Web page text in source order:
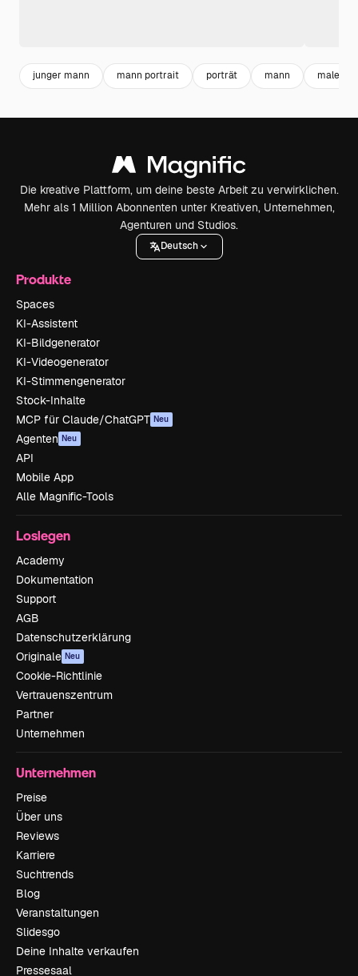
junger mann mann portrait porträt mann male
Die kreative Plattform, um deine beste Arbeit zu verwirklichen.
Mehr als 1 Million Abonnenten unter Kreativen, Unternehmen,
Agenturen und Studios.
Deutsch
Produkte
Spaces
KI-Assistent
KI-Bildgenerator
KI-Videogenerator
KI-Stimmengenerator
Stock-Inhalte
MCP für Claude/ChatGPT Neu
Agenten Neu
API
Mobile App
Alle Magnific-Tools
Loslegen
Academy
Dokumentation
Support
AGB
Datenschutzerklärung
Originale Neu
Cookie-Richtlinie
Vertrauenszentrum
Partner
Unternehmen
Unternehmen
Preise
Über uns
Reviews
Karriere
Suchtrends
Blog
Veranstaltungen
Slidesgo
Deine Inhalte verkaufen
Pressesaal